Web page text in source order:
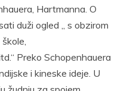
Hartmanna. O
duži ogled „ s obzirom
Preko Schopenhauera
i kineske ideje. U